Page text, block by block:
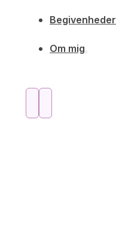
Begivenheder
Om mig